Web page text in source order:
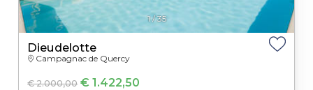
1/35
Dieudelotte
Campagnac de Quercy
€ 2.000,00 € 1.422,50